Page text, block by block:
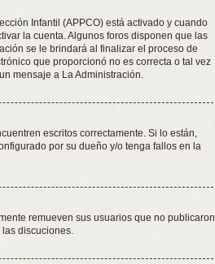
Infantil (APPCO) está activado y cuando
la cuenta. Algunos foros disponen que las
se le brindará al finalizar el proceso de
que proporcionó no es correcta o tal vez
mensaje a La Administración.
escritos correctamente. Si lo están,
por su dueño y/o tenga fallos en la
remueven sus usuarios que no publicaron
discuciones.